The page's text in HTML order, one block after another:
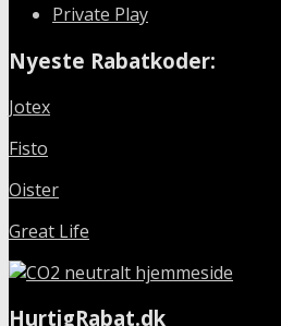
Private Play
Nyeste Rabatkoder:
Jotex
Fisto
Oister
Great Life
HurtigRabat.dk